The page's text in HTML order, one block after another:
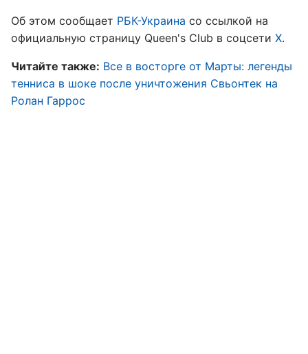
Об этом сообщает РБК-Украина со ссылкой на
официальную страницу Queen's Club в соцсети X.
Читайте также: Все в восторге от Марты: легенды
тенниса в шоке после уничтожения Свьонтек на
Ролан Гаррос